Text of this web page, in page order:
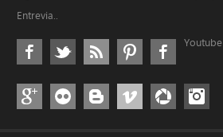
Entrevia..
Youtube